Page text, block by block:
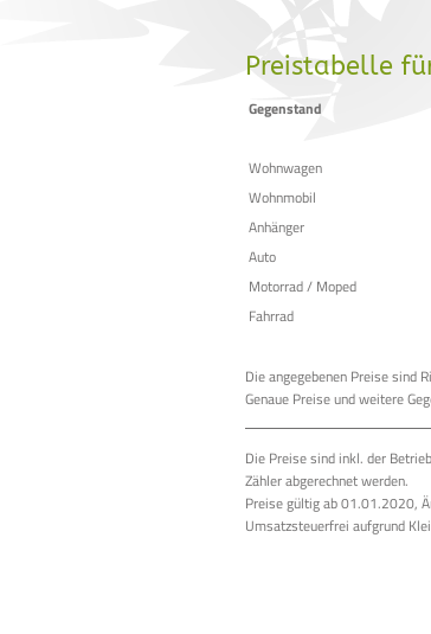
Preistabelle
Gegenstand
Wohnwagen
Wohnmobil
Anhänger
Auto
Motorrad / Moped
Fahrrad
Die angegebenen Preise sind
Genaue Preise und weitere
Die Preise sind inkl. der
Zähler abgerechnet werden.
Preise gültig ab 01.01.2020,
Umsatzsteuerfrei aufgrund